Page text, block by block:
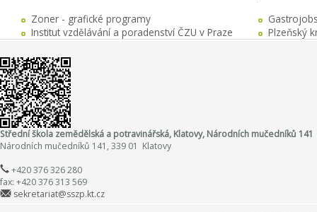
Zoner - grafické programy
Institut vzdělávání a poradenství ČZU v Praze
Plzeňský
Střední škola zemědělská a potravinářská, Klatovy, Národních mučedníků 141
Národních mučedníků 141, 339 01 Klatovy
+420 376 326 280
fax: +420 376 313 569
sekretariat@sszp.kt.cz